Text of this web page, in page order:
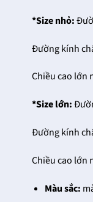
*Size nhỏ:
Đường kính
Chiều cao lớn
*Size lớn:
Đường kính
Chiều cao lớn
Màu sắc: